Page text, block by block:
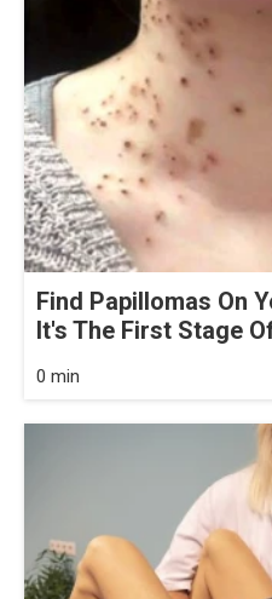
Find Papillomas On
It's The First Stage
0 min